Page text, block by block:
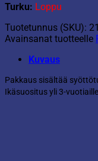
Turku: Loppu
Tuotetunnus (SKU):
Avainsanat tuotteelle
Kuvaus
Pakkaus sisältää
Ikäsuositus yli 3-